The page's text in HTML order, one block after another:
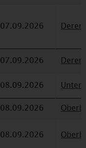
07.09.2026
07.09.2026
08.09.2026
08.09.2026
08.09.2026